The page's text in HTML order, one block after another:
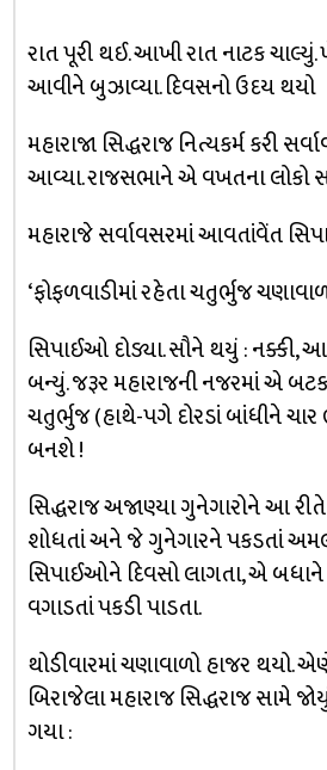
રાત પૂરી થઈ. આખી રાત નાટક
આવીને બુઝાવ્યા. દિવસનો ઉદય થયો
મહારાજા સિદ્ધરાજ નિત્યકર્મ કરી
આવ્યા. રાજસભાને એ વખતના લોકો
મહારાજે સર્વાવસરમાં આવતાંવેંત
‘ફોફળવાડીમાં રહેતા ચતુર્ભુજ
સિપાઈઓ દોડ્યા. સૌને થયું :
બન્યું. જરૂર મહારાજની નજરમાં એ
ચતુર્ભુજ (હાથે-પગે દોરડાં બાંધીને
બનશે !
સિદ્ધરાજ અજાણ્યા ગુનેગારોને આ
શોધતાં અને જે ગુનેગારને પકડતાં
સિપાઈઓને દિવસો લાગતા, એ બધાને
વગાડતાં પકડી પાડતા.
થોડીવારમાં ચણાવાળો હાજર થયો.
બિરાજેલા મહારાજ સિદ્ધરાજ સામે
ગયા :